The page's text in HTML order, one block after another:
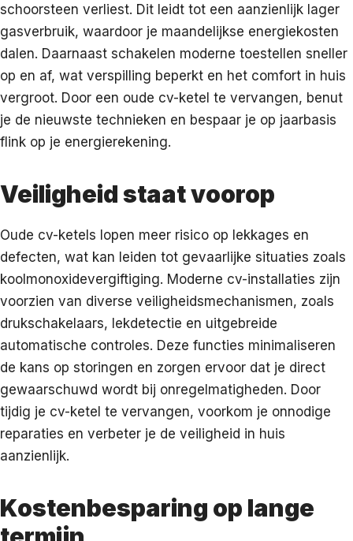
schoorsteen verliest. Dit leidt tot een aanzienlijk lager
gasverbruik, waardoor je maandelijkse energiekosten
dalen. Daarnaast schakelen moderne toestellen sneller
op en af, wat verspilling beperkt en het comfort in huis
vergroot. Door een oude cv-ketel te vervangen, benut
je de nieuwste technieken en bespaar je op jaarbasis
flink op je energierekening.
Veiligheid staat voorop
Oude cv-ketels lopen meer risico op lekkages en
defecten, wat kan leiden tot gevaarlijke situaties zoals
koolmonoxidevergiftiging. Moderne cv-installaties zijn
voorzien van diverse veiligheidsmechanismen, zoals
drukschakelaars, lekdetectie en uitgebreide
automatische controles. Deze functies minimaliseren
de kans op storingen en zorgen ervoor dat je direct
gewaarschuwd wordt bij onregelmatigheden. Door
tijdig je cv-ketel te vervangen, voorkom je onnodige
reparaties en verbeter je de veiligheid in huis
aanzienlijk.
Kostenbesparing op lange